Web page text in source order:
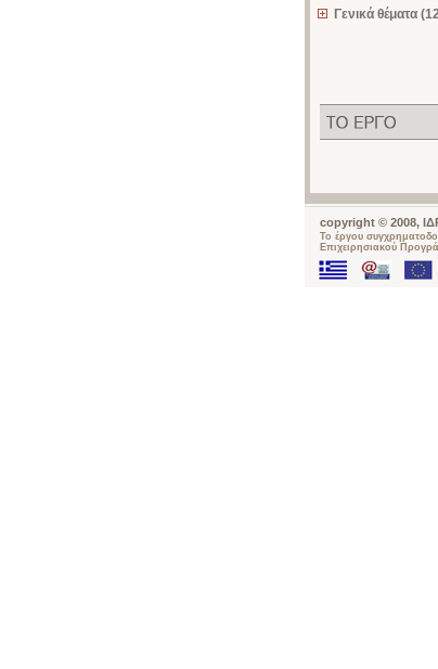
Γενικά θέματα
copyright © 2008,
Το έργου
Επιχειρησιακού